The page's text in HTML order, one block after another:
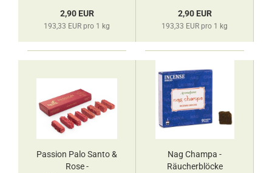
2,90 EUR
193,33 EUR pro 1 kg
2,90 EUR
193,33 EUR pro 1 kg
Passion Palo Santo &
Rose -
Nag Champa -
Räucherblöcke